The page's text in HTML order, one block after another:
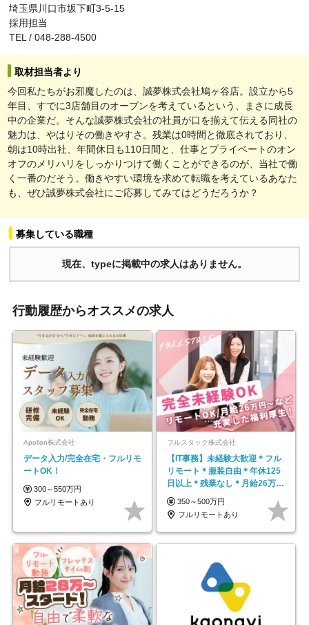
埼玉県川口市坂下町3-5-15
採用担当
TEL / 048-288-4500
取材担当者より
今回私たちがお邪魔したのは、誠夢株式会社鳩ヶ谷店。設立から5
年目、すでに3店舗目のオープンを考えているという、まさに成長
中の企業だ。そんな誠夢株式会社の社員が口を揃えて伝える同社の
魅力は、やはりその働きやすさ。残業は0時間と徹底されており、
朝は10時出社、年間休日も110日間と、仕事とプライベートのオン
オフのメリハリをしっかりつけて働くことができるのが、当社で働
く一番のだそう。働きやすい環境を求めて転職を考えているあなた
も、ぜひ誠夢株式会社にご応募してみてはどうだろうか？
募集している職種
現在、typeに掲載中の求人はありません。
行動履歴からオススメの求人
Apollon株式会社
データ入力/完全在宅・フルリモ
ートOK！
300～550万円
フルリモートあり
フルスタック株式会社
【IT事務】未経験大歓迎＊フル
リモート＊服装自由＊年休125
日以上＊残業なし＊月給26万円
以上
350～500万円
フルリモートあり